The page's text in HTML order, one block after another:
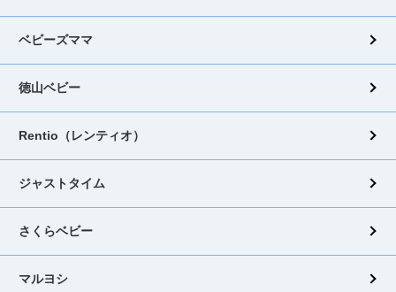
ベビーズママ
徳山ベビー
Rentio（レンティオ）
ジャストタイム
さくらベビー
マルヨシ